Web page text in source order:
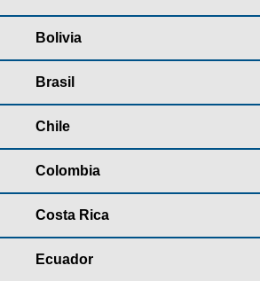
Bolivia
Brasil
Chile
Colombia
Costa Rica
Ecuador